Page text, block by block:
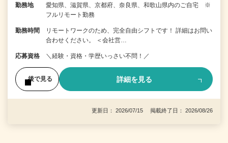
勤務地
愛知県、滋賀県、京都府、奈良県、和歌山県内のご自宅 ※
フルリモート勤務
勤務時間
リモートワークのため、完全自由シフトです！ 詳細はお問い
合わせください。 ＜会社営…
応募資格 ＼経験・資格・学歴いっさい不問！／
後で見る 詳細を見る
更新日： 2026/07/15 掲載終了日： 2026/08/26